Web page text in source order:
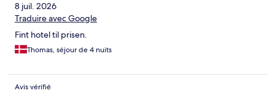
8 juil. 2026
Traduire avec Google
Fint hotel til prisen.
Thomas, séjour de 4 nuits
Avis vérifié